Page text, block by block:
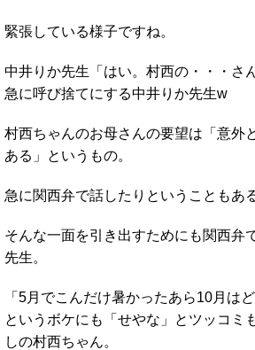
緊張している様子ですね。
中井りか先生「はい。村西の・・・さ
急に呼び捨てにする中井りか先生w
村西ちゃんのお母さんの要望は「意外
ある」というもの。
急に関西弁で話したりということもあ
そんな一面を引き出すためにも関西弁
先生。
「5月でこんだけ暑かったあら10月は
というボケにも「せやな」とツッコミ
しの村西ちゃん。